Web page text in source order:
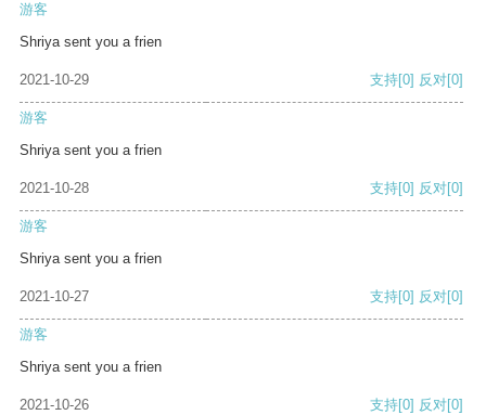
游客
Shriya sent you a frien
2021-10-29 支持[0] 反对[0]
游客
Shriya sent you a frien
2021-10-28 支持[0] 反对[0]
游客
Shriya sent you a frien
2021-10-27 支持[0] 反对[0]
游客
Shriya sent you a frien
2021-10-26 支持[0] 反对[0]